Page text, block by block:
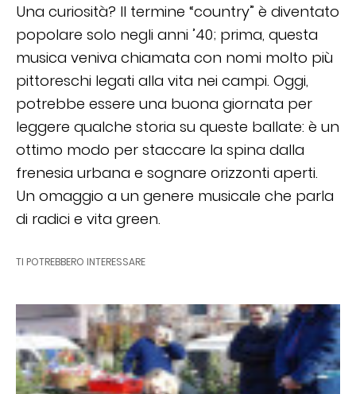
Una curiosità? Il termine “country” è diventato
popolare solo negli anni ’40; prima, questa
musica veniva chiamata con nomi molto più
pittoreschi legati alla vita nei campi. Oggi,
potrebbe essere una buona giornata per
leggere qualche storia su queste ballate: è un
ottimo modo per staccare la spina dalla
frenesia urbana e sognare orizzonti aperti.
Un omaggio a un genere musicale che parla
di radici e vita green.
TI POTREBBERO INTERESSARE